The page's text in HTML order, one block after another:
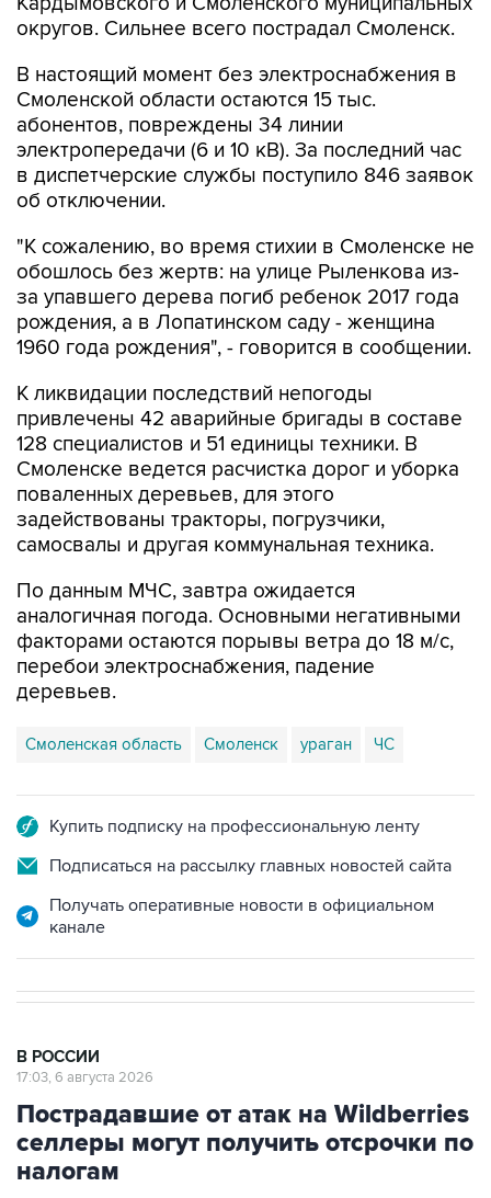
округов. Сильнее всего пострадал Смоленск.
В настоящий момент без электроснабжения в
Смоленской области остаются 15 тыс.
абонентов, повреждены 34 линии
электропередачи (6 и 10 кВ). За последний час
в диспетчерские службы поступило 846 заявок
об отключении.
"К сожалению, во время стихии в Смоленске не
обошлось без жертв: на улице Рыленкова из-
за упавшего дерева погиб ребенок 2017 года
рождения, а в Лопатинском саду - женщина
1960 года рождения", - говорится в сообщении.
К ликвидации последствий непогоды
привлечены 42 аварийные бригады в составе
128 специалистов и 51 единицы техники. В
Смоленске ведется расчистка дорог и уборка
поваленных деревьев, для этого
задействованы тракторы, погрузчики,
самосвалы и другая коммунальная техника.
По данным МЧС, завтра ожидается
аналогичная погода. Основными негативными
факторами остаются порывы ветра до 18 м/с,
перебои электроснабжения, падение
деревьев.
Смоленская область Смоленск ураган ЧС
Купить подписку на профессиональную ленту
Подписаться на рассылку главных новостей сайта
Получать оперативные новости в официальном
канале
В РОССИИ
17:03, 6 августа 2026
Пострадавшие от атак на Wildberries
селлеры могут получить отсрочки по
налогам